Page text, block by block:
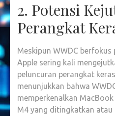
2. Potensi
Perangkat
Meskipun WWDC berfokus
Apple sering kali
peluncuran perangkat
menunjukkan bahwa
memperkenalkan
M4 yang ditingkatkan atau